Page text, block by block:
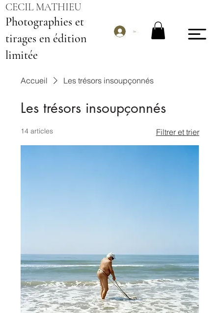
CECIL MATHIEU
Photographies et
tirages en édition
limitée
Se connecter
Accueil Les trésors insoupçonnés
Les trésors insoupçonnés
14 articles Filtrer et trier